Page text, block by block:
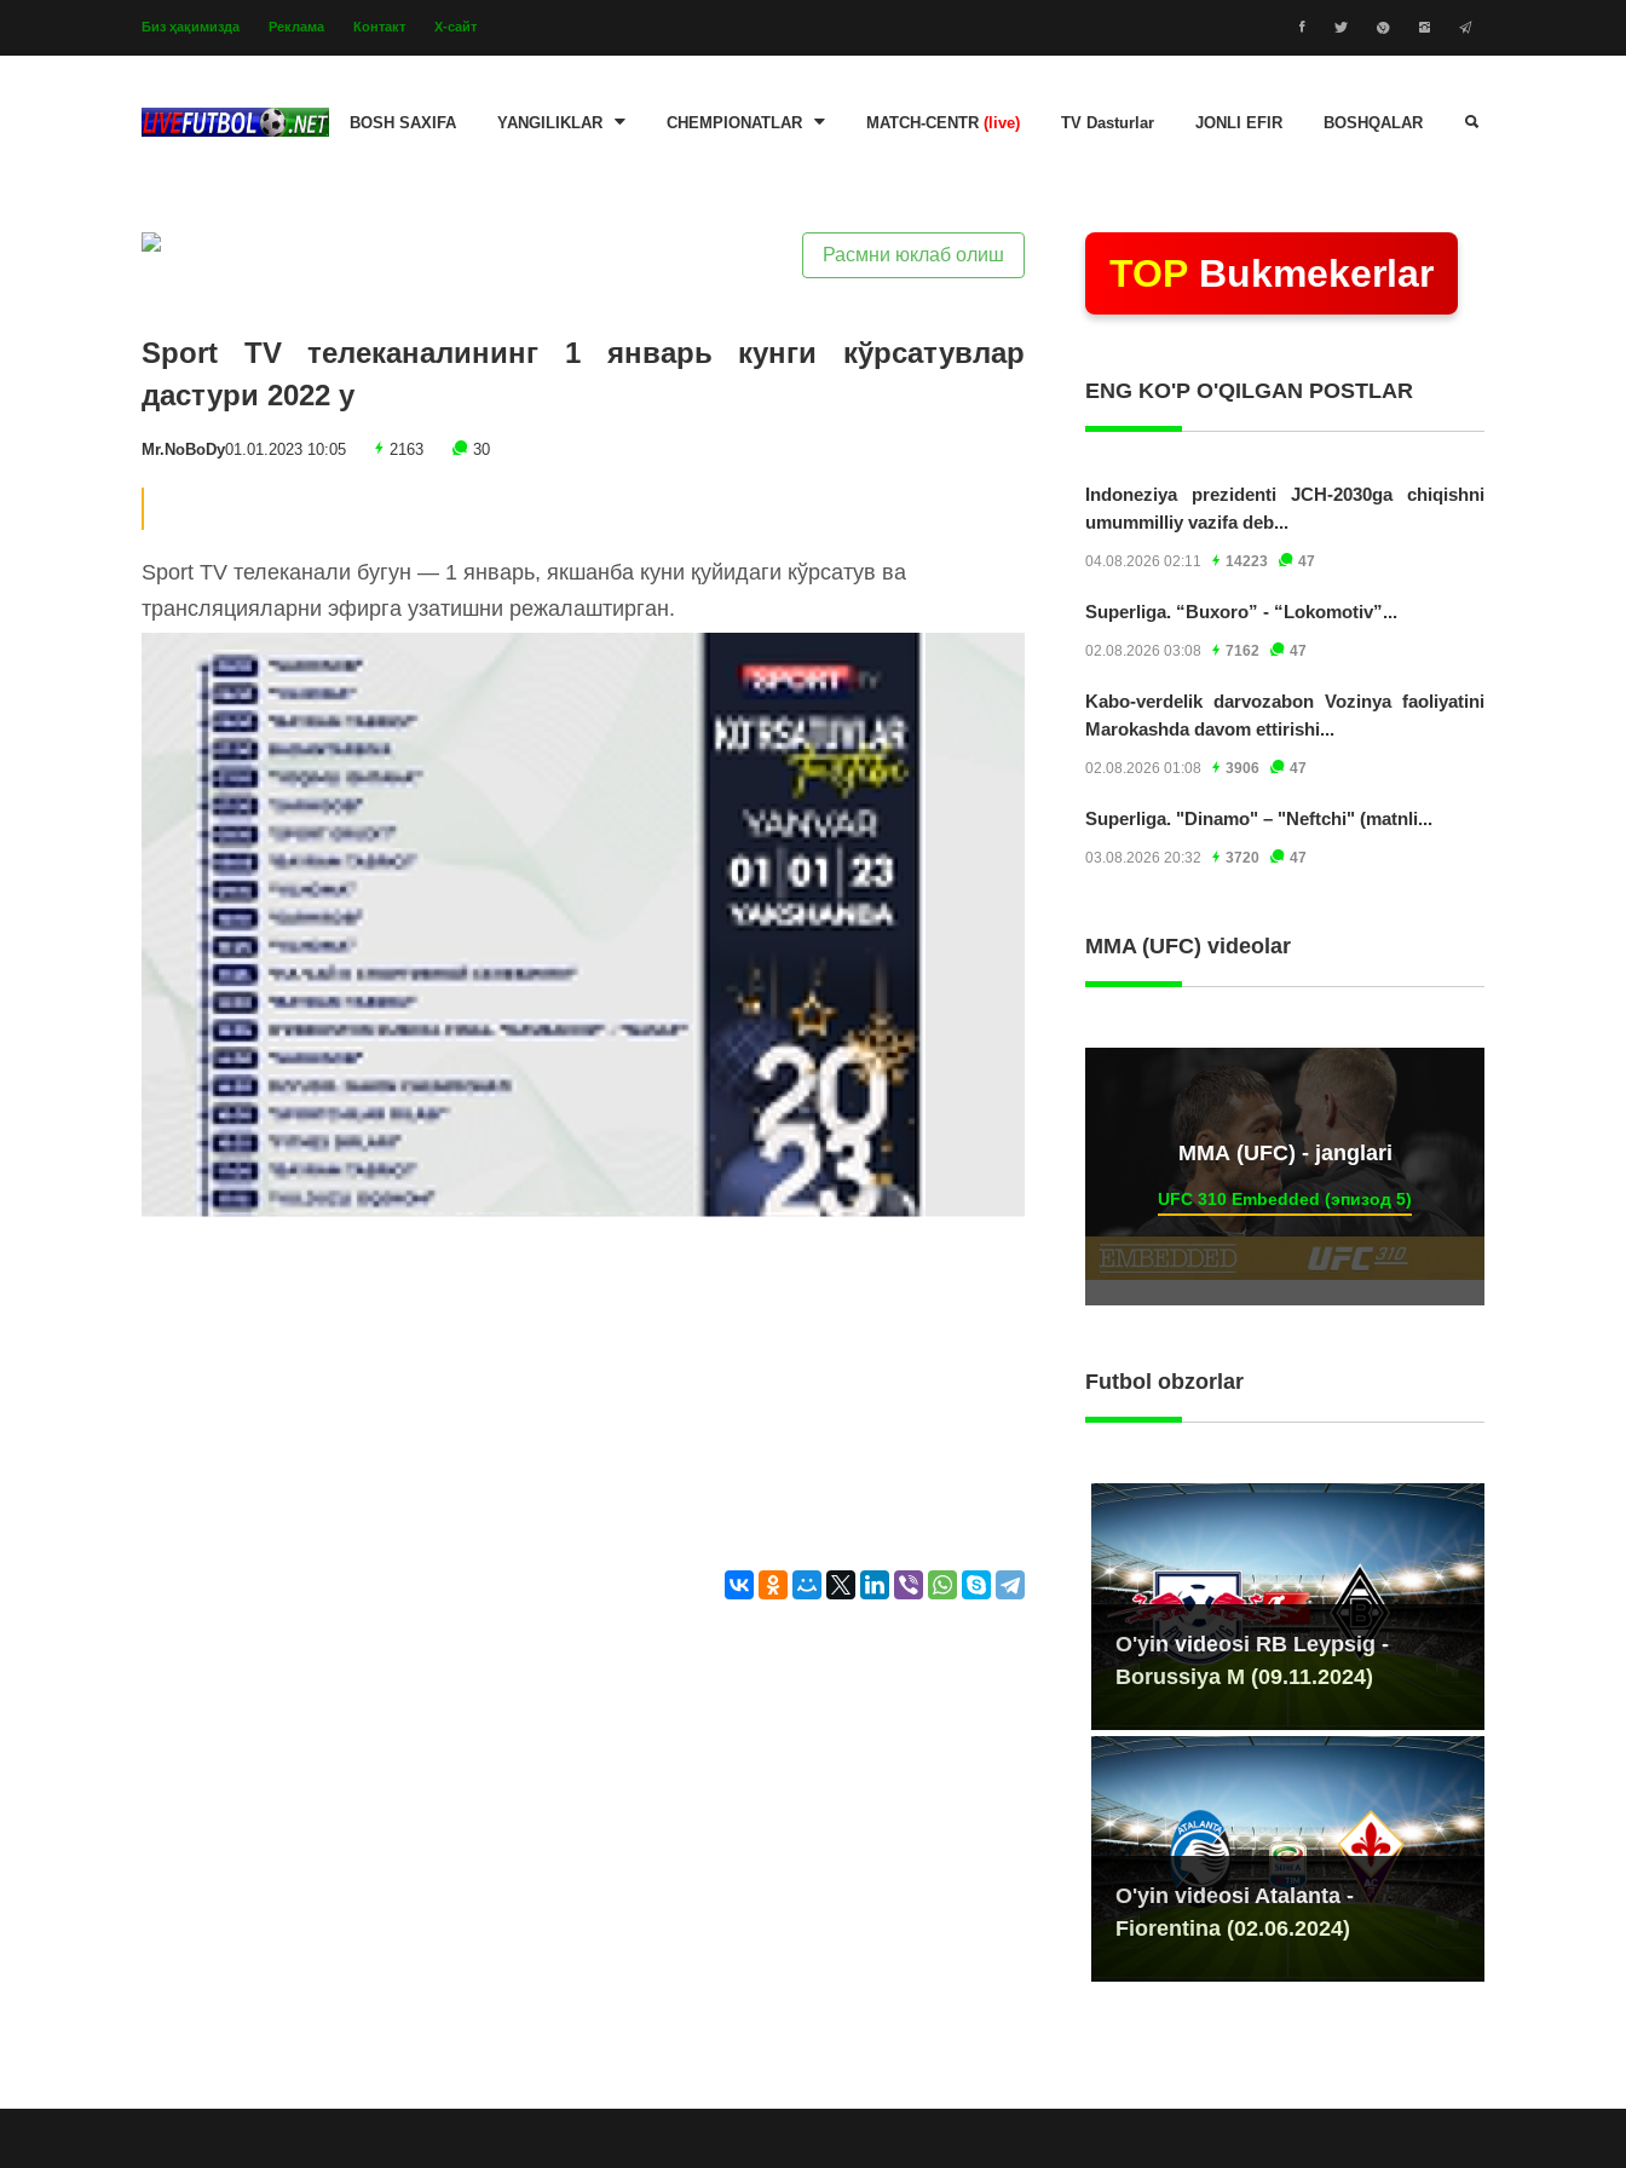
Биз ҳақимизда Реклама Контакт Х-сайт
BOSH SAXIFA YANGILIKLAR CHEMPIONATLAR MATCH-CENTR (live) TV Dasturlar JONLI EFIR BOSHQALAR
Расмни юклаб олиш
Sport TV телеканалининг 1 январь кунги кўрсатувлар
дастури 2022 y
Mr.NoBoDy01.01.2023 10:05 2163 30
Sport TV телеканали бугун — 1 январь, якшанба куни қуйидаги кўрсатув ва
трансляцияларни эфирга узатишни режалаштирган.
TOP Bukmekerlar
ENG KO'P O'QILGAN POSTLAR
Indoneziya prezidenti JCH-2030ga chiqishni
umummilliy vazifa deb...
04.08.2026 02:11 14223 47
Superliga. “Buxoro” - “Lokomotiv”...
02.08.2026 03:08 7162 47
Kabo-verdelik darvozabon Vozinya faoliyatini
Marokashda davom ettirishi...
02.08.2026 01:08 3906 47
Superliga. "Dinamo" – "Neftchi" (matnli...
03.08.2026 20:32 3720 47
MMA (UFC) videolar
ММА (UFC) - janglari
UFC 310 Embedded (эпизод 5)
Futbol obzorlar
O'yin videosi RB Leypsig -
Borussiya M (09.11.2024)
O'yin videosi Atalanta -
Fiorentina (02.06.2024)